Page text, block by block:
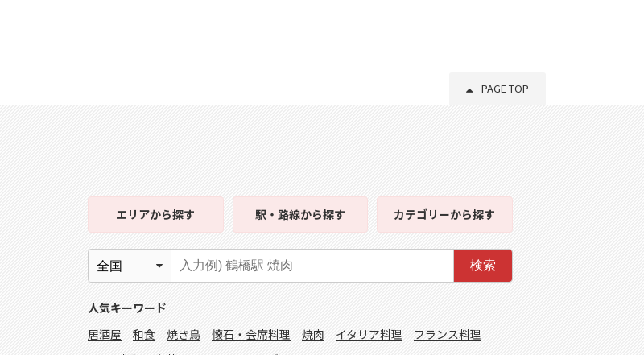
PAGE TOP
エリアから探す 駅・路線から探す カテゴリーから探す
検索
人気キーワード
居酒屋
和食 焼き鳥 懐石・会席料理 焼肉 イタリア料理
フランス料理